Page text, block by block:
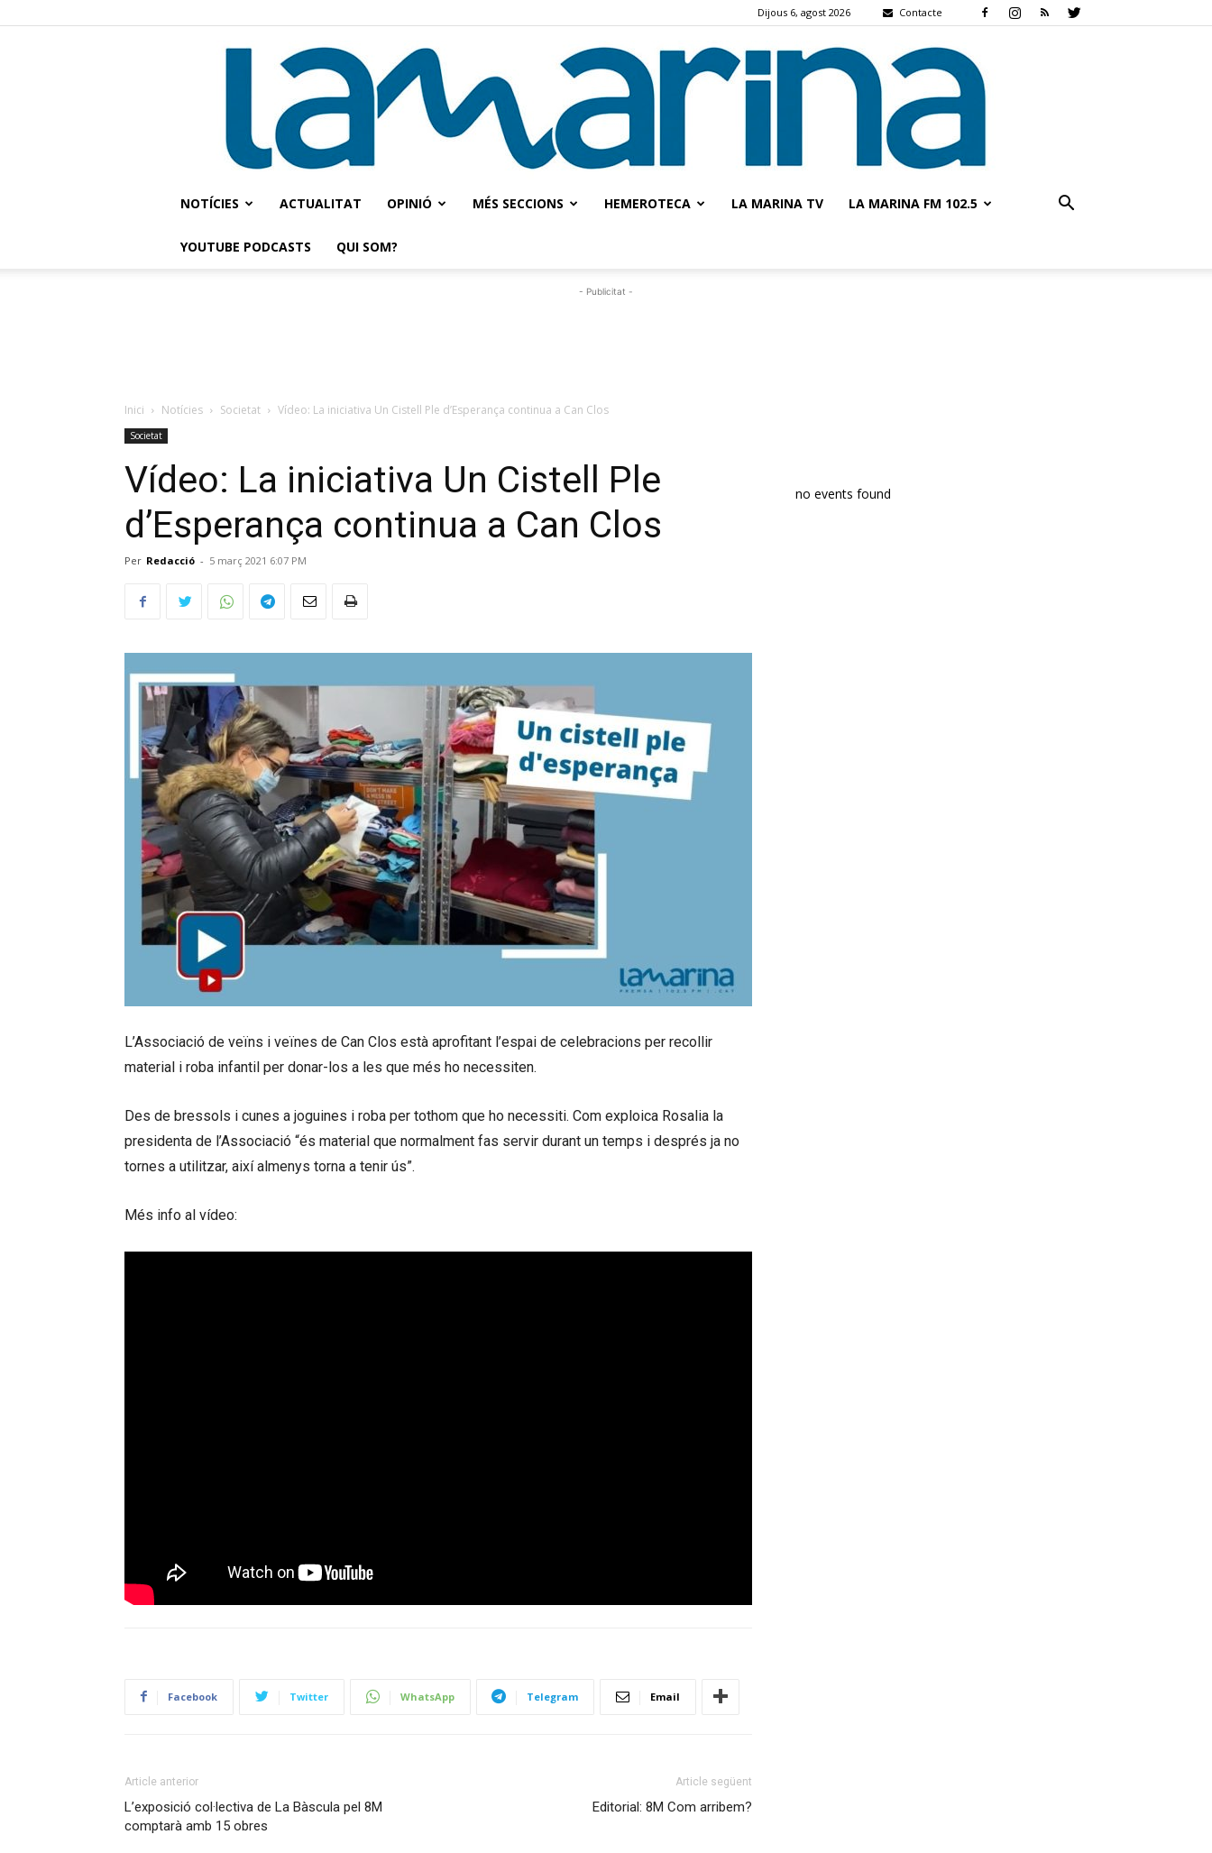
Dijous 6, agost 2026 Contacte
NOTÍCIES ACTUALITAT OPINIÓ MÉS SECCIONS HEMEROTECA LA MARINA TV LA MARINA FM 102.5
YOUTUBE PODCASTS QUI SOM?
- Publicitat -
Inici Notícies Societat Vídeo: La iniciativa Un Cistell Ple d’Esperança continua a Can Clos
Societat
Vídeo: La iniciativa Un Cistell Ple
d’Esperança continua a Can Clos
Per Redacció - 5 març 2021 6:07 PM
L’Associació de veïns i veïnes de Can Clos està aprofitant l’espai de celebracions per recollir
material i roba infantil per donar-los a les que més ho necessiten.
Des de bressols i cunes a joguines i roba per tothom que ho necessiti. Com exploica Rosalia la
presidenta de l’Associació “és material que normalment fas servir durant un temps i després ja no
tornes a utilitzar, així almenys torna a tenir ús”.
Més info al vídeo:
Facebook Twitter WhatsApp Telegram Email
Article anterior
L’exposició col·lectiva de La Bàscula pel 8M
comptarà amb 15 obres
Article següent
Editorial: 8M Com arribem?
no events found